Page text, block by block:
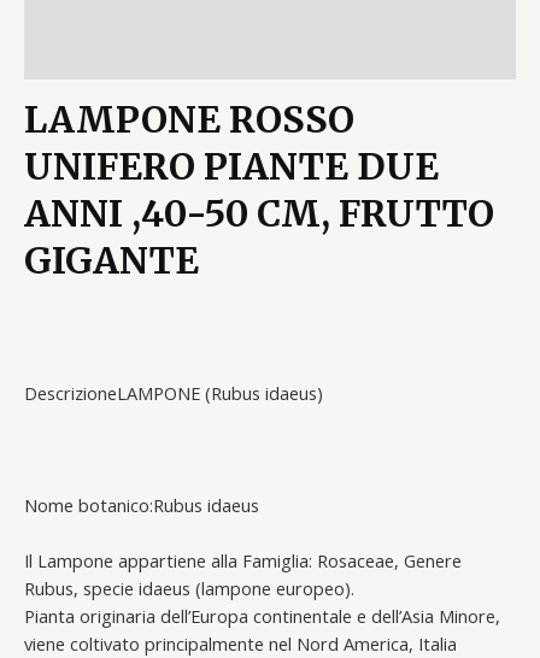
LAMPONE ROSSO
UNIFERO PIANTE DUE
ANNI ,40-50 CM, FRUTTO
GIGANTE
DescrizioneLAMPONE (Rubus idaeus)
Nome botanico:Rubus idaeus
Il Lampone appartiene alla Famiglia: Rosaceae, Genere
Rubus, specie idaeus (lampone europeo).
Pianta originaria dell’Europa continentale e dell’Asia Minore,
viene coltivato principalmente nel Nord America, Italia